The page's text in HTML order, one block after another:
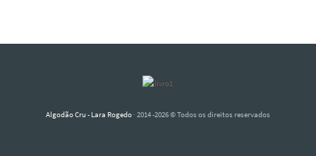
Algodão Cru - Lara Rogedo · 2014 -2026 © Todos os direitos reservados